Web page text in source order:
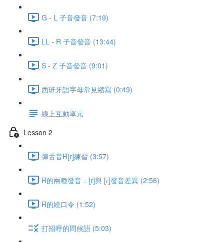
G - L 子音發音 (7:19)
LL - R 子音發音 (13:44)
S - Z 子音發音 (9:01)
西班牙語字母常見縮寫 (0:49)
線上互動單元
Lesson 2
彈舌音R[r]練習 (3:57)
R的兩種發音：[r]與 [ɾ]發音差異 (2:56)
R的繞口令 (1:52)
打招呼的問候語 (5:03)